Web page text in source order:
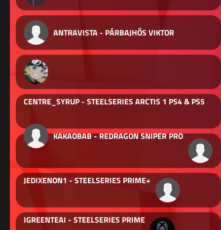
ANTRAVISTA - PÁRBAJHŐS VIKTOR
CENTRE_SYRUP - STEELSERIES ARCTIS 1 PS4 & PS5
KAKAOBAB - REDRAGON SNIPER PRO
JEDIXENON1 - STEELSERIES PRIME+
IGREENTEAI - STEELSERIES PRIME